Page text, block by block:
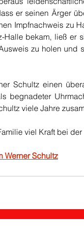
er seinen Ärger
Impfnachweis zu
Halle bekam, ließ
zu holen und
Schultz einen
begnadeter
viele Jahre
viel Kraft bei
Werner Schultz